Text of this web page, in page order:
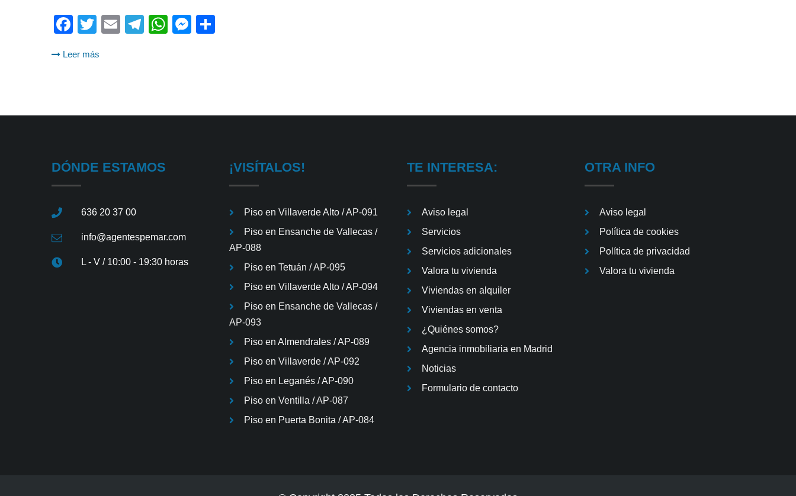
Facebook
Twitter
EmailTelegram
WhatsApp
Messenger
Leer más
DÓNDE ESTAMOS
636 20 37 00
info@agentespemar.com
L - V / 10:00 - 19:30 horas
¡VISÍTALOS!
Piso en Villaverde Alto / AP-091
Piso en Ensanche de Vallecas /
AP-088
Piso en Tetuán / AP-095
Piso en Villaverde Alto / AP-094
Piso en Ensanche de Vallecas /
AP-093
Piso en Almendrales / AP-089
Piso en Villaverde / AP-092
Piso en Leganés / AP-090
Piso en Ventilla / AP-087
Piso en Puerta Bonita / AP-084
TE INTERESA:
Aviso legal
Servicios
Servicios adicionales
Valora tu vivienda
Viviendas en alquiler
Viviendas en venta
¿Quiénes somos?
Agencia inmobiliaria en Madrid
Noticias
Formulario de contacto
OTRA INFO
Aviso legal
Política de cookies
Política de privacidad
Valora tu vivienda